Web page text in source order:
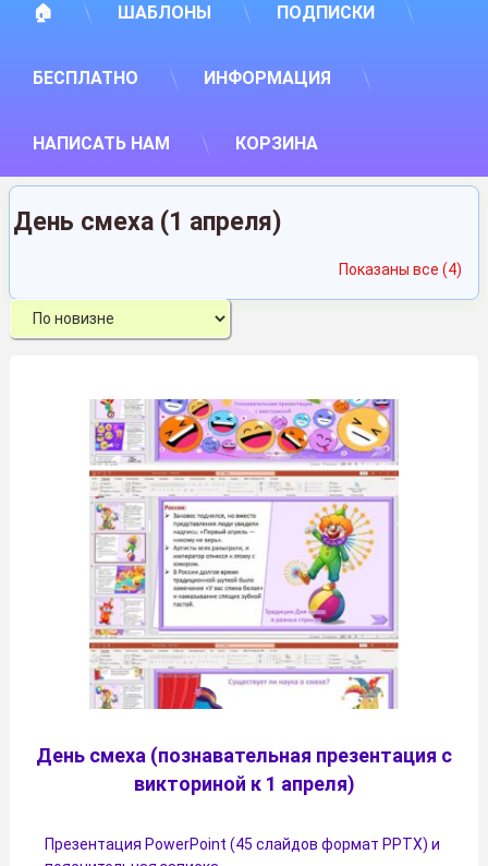
🏠 ШАБЛОНЫ ПОДПИСКИ
БЕСПЛАТНО ИНФОРМАЦИЯ
НАПИСАТЬ НАМ КОРЗИНА
День смеха (1 апреля)
Показаны все (4)
День смеха (познавательная презентация с
викториной к 1 апреля)
Презентация PowerPoint (45 слайдов формат PPTX) и